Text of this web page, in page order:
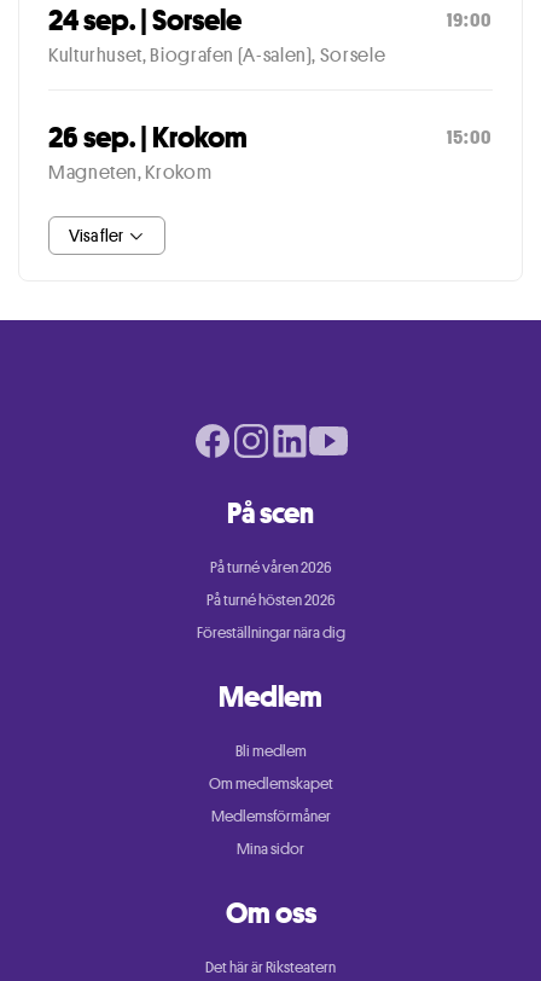
24 sep. | Sorsele
Kulturhuset, Biografen (A-salen), Sorsele
19:00
26 sep. | Krokom
Magneten, Krokom
15:00
Visa fler
På scen
På turné våren 2026
På turné hösten 2026
Föreställningar nära dig
Medlem
Bli medlem
Om medlemskapet
Medlemsförmåner
Mina sidor
Om oss
Det här är Riksteatern
Facebook page
Instagram page
LinkedIn pageYoutube page